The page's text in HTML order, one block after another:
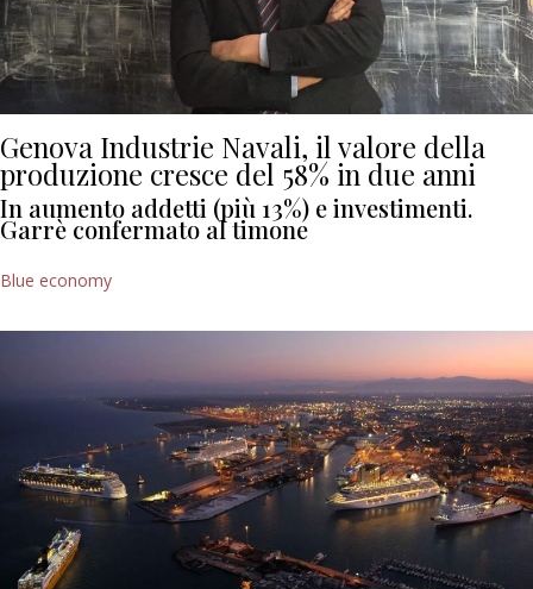
Genova Industrie Navali, il valore della
produzione cresce del 58% in due anni
In aumento addetti (più 13%) e investimenti.
Garrè confermato al timone
Blue economy